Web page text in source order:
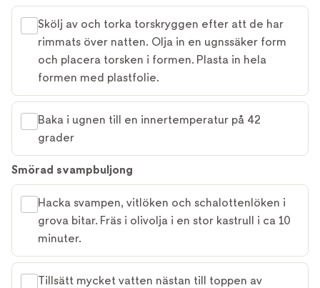
Skölj av och torka torskryggen efter att de har
rimmats över natten. Olja in en ugnssäker form
och placera torsken i formen. Plasta in hela
formen med plastfolie.
Baka i ugnen till en innertemperatur på 42
grader
Smörad svampbuljong
Hacka svampen, vitlöken och schalottenlöken i
grova bitar. Fräs i olivolja i en stor kastrull i ca 10
minuter.
Tillsätt mycket vatten nästan till toppen av